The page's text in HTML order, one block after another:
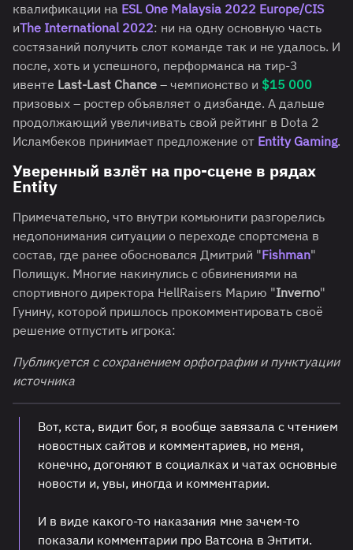
квалификации на ESL One Malaysia 2022 Europe/CIS
иThe International 2022: ни на одну основную часть
состязаний получить слот команде так и не удалось. И
после, хоть и успешного, перформанса на тир-3
ивенте Last-Last Chance – чемпионство и $15 000
призовых – ростер объявляет о дизбанде. А дальше
продолжающий увеличивать свой рейтинг в Dota 2
Исламбеков принимает предложение от Entity Gaming.
Уверенный взлёт на про-сцене в рядах
Entity
Примечательно, что внутри комьюнити разгорелись
недопонимания ситуации о переходе спортсмена в
состав, где ранее обосновался Дмитрий "Fishman"
Полищук. Многие накинулись с обвинениями на
спортивного директора HellRaisers Марию "Inverno"
Гунину, которой пришлось прокомментировать своё
решение отпустить игрока:
Публикуется с сохранением орфографии и пунктуации
источника
Вот, кста, видит бог, я вообще завязала с чтением
новостных сайтов и комментариев, но меня,
конечно, догоняют в социалках и чатах основные
новости и, увы, иногда и комментарии.
И в виде какого-то наказания мне зачем-то
показали комментарии про Ватсона в Энтити.